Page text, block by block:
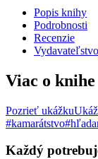
Popis knihy
Podrobnosti
Recenzie
Vydavateľstvo
Viac o knihe
Pozrieť ukážku
#kamarátstvo
Každý